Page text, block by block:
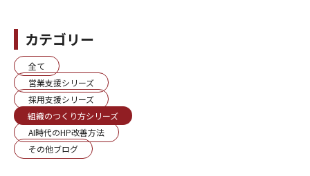
カテゴリー
全て
営業支援シリーズ
採用支援シリーズ
組織のつくり方シリーズ
AI時代のHP改善方法
その他ブログ